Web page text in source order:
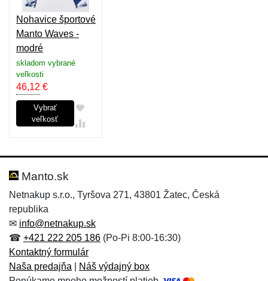
Nohavice športové
Manto Waves -
modré
skladom vybrané
veľkosti
46,12 €
Vybrať
veľkosť
Manto.sk
Netnakup s.r.o., Tyršova 271, 43801 Žatec, Česká
republika
✉ info@netnakup.sk
☎ +421 222 205 186 (Po-Pi 8:00-16:30)
Kontaktný formulár
Naša predajňa
Náš výdajný box